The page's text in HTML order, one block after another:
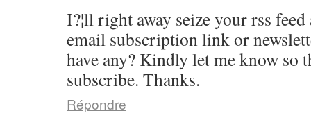
I?¦ll right away seize your rss
email subscription link or
have any? Kindly let me know so
subscribe. Thanks.
Répondre